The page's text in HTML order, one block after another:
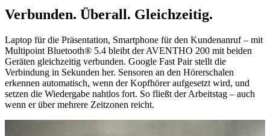
Verbunden. Überall. Gleichzeitig.
Laptop für die Präsentation, Smartphone für den Kundenanruf – mit
Multipoint Bluetooth® 5.4 bleibt der AVENTHO 200 mit beiden
Geräten gleichzeitig verbunden. Google Fast Pair stellt die
Verbindung in Sekunden her. Sensoren an den Hörerschalen
erkennen automatisch, wenn der Kopfhörer aufgesetzt wird, und
setzen die Wiedergabe nahtlos fort. So fließt der Arbeitstag – auch
wenn er über mehrere Zeitzonen reicht.